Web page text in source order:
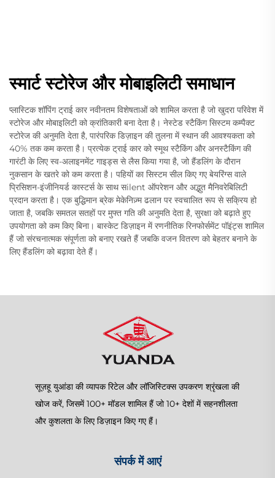
स्मार्ट स्टोरेज और मोबाइलिटी समाधान
प्लास्टिक शॉपिंग ट्राई कार नवीनतम विशेषताओं को शामिल करता है जो खुदरा परिवेश में
स्टोरेज और मोबाइलिटी को क्रांतिकारी बना देता है। नेस्टेड स्टैकिंग सिस्टम कम्पैक्ट
स्टोरेज की अनुमति देता है, पारंपरिक डिज़ाइन की तुलना में स्थान की आवश्यकता को
40% तक कम करता है। प्रत्येक ट्राई कार को स्मूथ स्टैकिंग और अनस्टैकिंग की
गारंटी के लिए स्व-अलाइनमेंट गाइड्स से लैस किया गया है, जो हैंडलिंग के दौरान
नुकसान के खतरे को कम करता है। पहियों का सिस्टम सील किए गए बेयरिंग्स वाले
प्रिसिशन-इंजीनियर्ड कास्टर्स के साथ सilent ऑपरेशन और अद्भुत मैनिवरेबिलिटी
प्रदान करता है। एक बुद्धिमान ब्रेक मेकेनिज़्म ढलान पर स्वचालित रूप से सक्रिय हो
जाता है, जबकि समतल सतहों पर मुफ्त गति की अनुमति देता है, सुरक्षा को बढ़ाते हुए
उपयोगता को कम किए बिना। बास्केट डिज़ाइन में रणनीतिक रिनफोर्समेंट पॉइंट्स शामिल
हैं जो संरचनात्मक संपूर्णता को बनाए रखते हैं जबकि वजन वितरण को बेहतर बनाने के
लिए हैंडलिंग को बढ़ावा देते हैं।
सूज़हू युआंडा की व्यापक रिटेल और लॉजिस्टिक्स उपकरण श्रृंखला की
खोज करें, जिसमें 100+ मॉडल शामिल हैं जो 10+ देशों में सहनशीलता
और कुशलता के लिए डिज़ाइन किए गए हैं।
संपर्क में आएं